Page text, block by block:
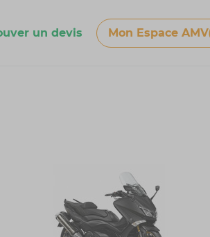
un devis Mon Espace AMV